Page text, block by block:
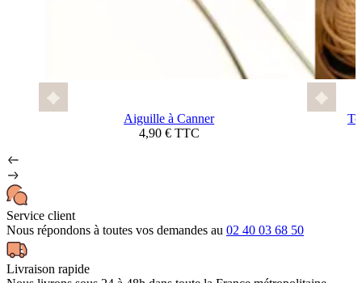
Aiguille à Canner
4,90 € TTC
Service client
Nous répondons à toutes vos demandes au 02 40 03 68 50
Livraison rapide